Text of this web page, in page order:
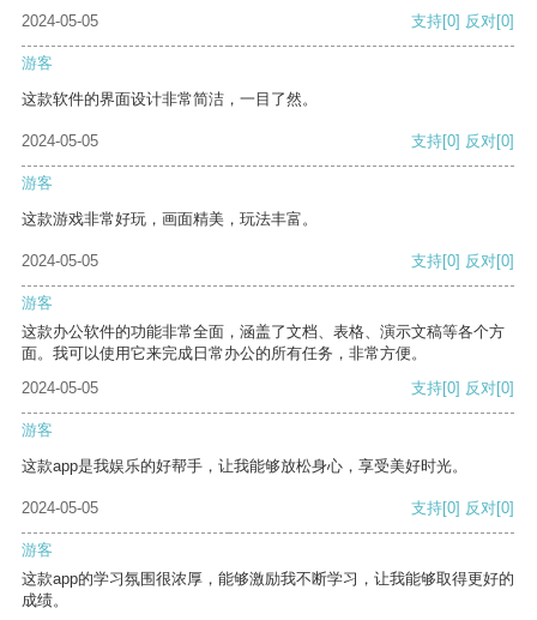
2024-05-05 支持[0] 反对[0]
游客
这款软件的界面设计非常简洁，一目了然。
2024-05-05 支持[0] 反对[0]
游客
这款游戏非常好玩，画面精美，玩法丰富。
2024-05-05 支持[0] 反对[0]
游客
这款办公软件的功能非常全面，涵盖了文档、表格、演示文稿等各个方
面。我可以使用它来完成日常办公的所有任务，非常方便。
2024-05-05
支持[0] 反对[0]
游客
这款app是我娱乐的好帮手，让我能够放松身心，享受美好时光。
2024-05-05 支持[0] 反对[0]
游客
这款app的学习氛围很浓厚，能够激励我不断学习，让我能够取得更好的
成绩。